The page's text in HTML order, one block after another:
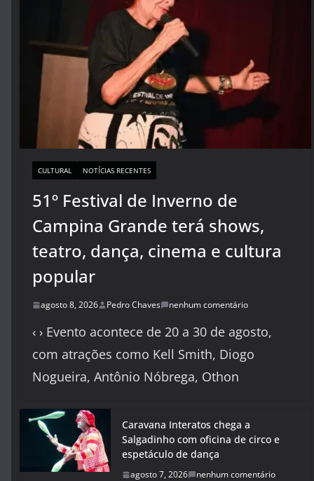
CULTURAL NOTÍCIAS RECENTES
51º Festival de Inverno de
Campina Grande terá shows,
teatro, dança, cinema e cultura
popular
agosto 8, 2026 Pedro Chaves nenhum comentário
‹ › Evento acontece de 20 a 30 de agosto,
com atrações como Kell Smith, Diogo
Nogueira, Antônio Nóbrega, Othon
Caravana Interatos chega a
Salgadinho com oficina de circo e
espetáculo de dança
agosto 7, 2026 nenhum comentário